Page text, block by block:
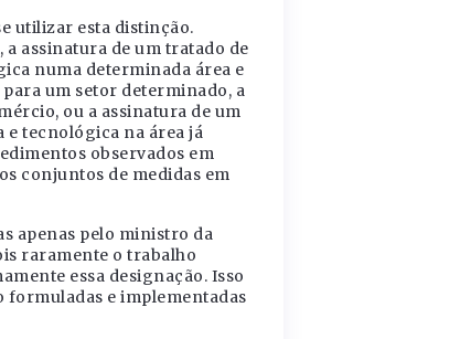
utilizar esta distinção.
assinatura de um tratado de
numa determinada área e
um setor determinado, a
ou a assinatura de um
tecnológica na área já
observados em
conjuntos de medidas em
apenas pelo ministro da
raramente o trabalho
essa designação. Isso
formuladas e implementadas